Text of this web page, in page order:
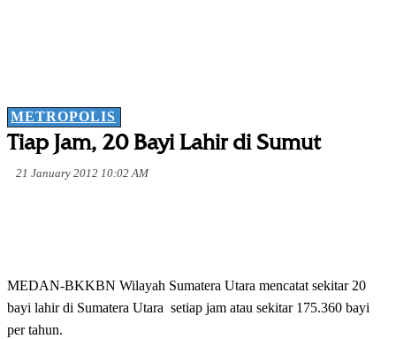
METROPOLIS
Tiap Jam, 20 Bayi Lahir di Sumut
21 January 2012 10:02 AM
MEDAN-BKKBN Wilayah Sumatera Utara mencatat sekitar 20
bayi lahir di Sumatera Utara setiap jam atau sekitar 175.360 bayi
per tahun.